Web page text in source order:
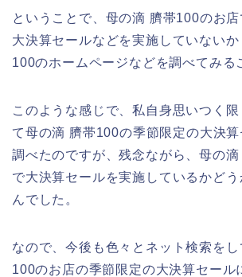
ということで、母の滴 臍帯100のお
大決算セールなどを実施していない
100のホームページなどを調べてみる
このような感じで、私自身思いつく
て母の滴 臍帯100の季節限定の大決
調べたのですが、残念ながら、母の
で大決算セールを実施しているかど
んでした。
なので、今後も色々とネット検索を
100のお店の季節限定の大決算セール